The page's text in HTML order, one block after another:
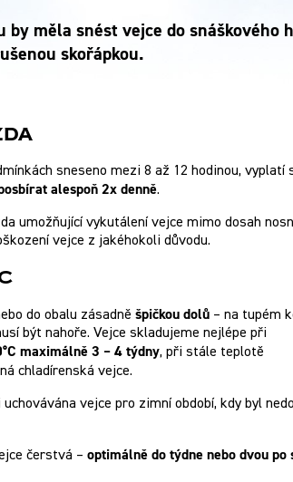
by měla snést vejce do
skořápkou.
sneseno mezi 8 až 12 hodinou, vyplatí
alespoň 2x denně.
umožňující vykutálení vejce mimo dosah
vejce z jakéhokoli důvodu.
do obalu zásadně špičkou dolů – na tupém
být nahoře. Vejce skladujeme nejlépe při
maximálně 3 – 4 týdny, při stále teplotě
chladírenská vejce.
vejce pro zimní období, kdy byl
čerstvá – optimálně do týdne nebo dvou po